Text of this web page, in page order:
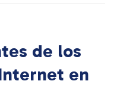
de los
en